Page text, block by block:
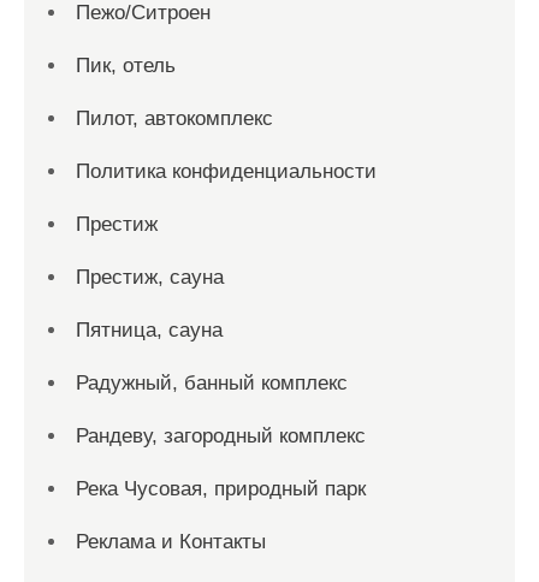
Пежо/Ситроен
Пик, отель
Пилот, автокомплекс
Политика конфиденциальности
Престиж
Престиж, сауна
Пятница, сауна
Радужный, банный комплекс
Рандеву, загородный комплекс
Река Чусовая, природный парк
Реклама и Контакты